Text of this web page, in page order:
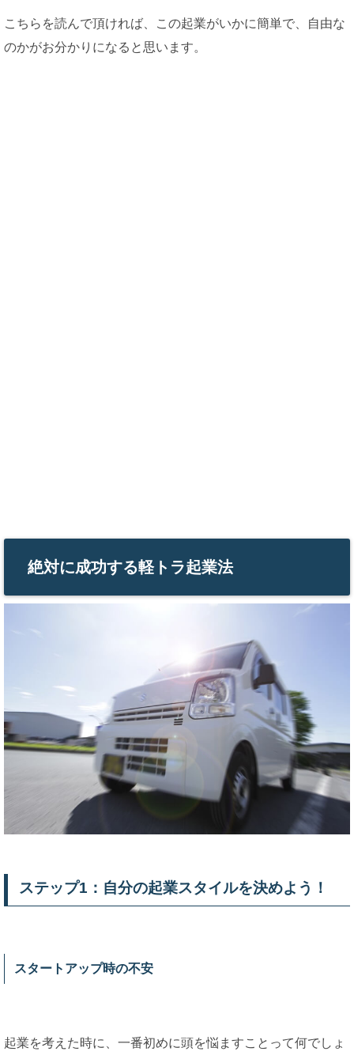
こちらを読んで頂ければ、この起業がいかに簡単で、自由な
のかがお分かりになると思います。
絶対に成功する軽トラ起業法
ステップ1：自分の起業スタイルを決めよう！
スタートアップ時の不安
起業を考えた時に、一番初めに頭を悩ますことって何でしょ